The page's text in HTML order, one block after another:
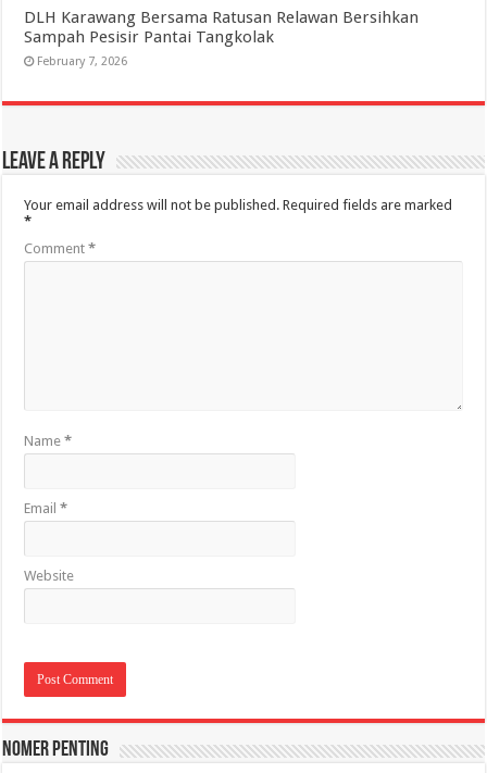
DLH Karawang Bersama Ratusan Relawan Bersihkan
Sampah Pesisir Pantai Tangkolak
February 7, 2026
Leave a Reply
Your email address will not be published. Required fields are marked
*
Comment*
Name*
Email*
Website
Nomer Penting